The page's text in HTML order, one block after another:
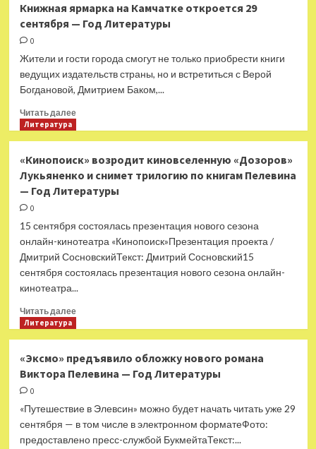
Махачкале
пройдет
книжный
фестиваль
—
Литературы
Книжная ярмарка на Камчатке откроется 29
сентября — Год Литературы
0
Жители и гости города смогут не только приобрести книги
ведущих издательств страны, но и встретиться с Верой
Богдановой, Дмитрием Баком,...
Читать далееПрочитать
ярмарка
на
Камчатке
сентября
—
Год
Литературы
Литература
«Кинопоиск» возродит киновселенную «Дозоров»
Лукьяненко и снимет трилогию по книгам Пелевина
— Год Литературы
0
15 сентября состоялась презентация нового сезона
онлайн-кинотеатра «Кинопоиск»Презентация проекта /
Дмитрий СосновскийТекст: Дмитрий Сосновский15
сентября состоялась презентация нового сезона онлайн-
кинотеатра...
Читать далееПрочитать
возродит
киновселенную
Лукьяненко
снимет
трилогию
Литература
«Эксмо» предъявило обложку нового романа
Виктора Пелевина — Год Литературы
0
«Путешествие в Элевсин» можно будет начать читать уже 29
сентября — в том числе в электронном форматеФото:
предоставлено пресс-службой БукмейтаТекст:...